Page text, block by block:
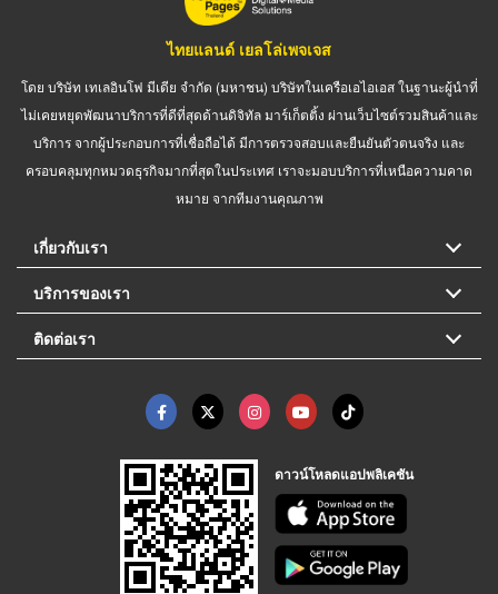
ไทยแลนด์ เยลโล่เพจเจส
โดย บริษัท เทเลอินโฟ มีเดีย จำกัด (มหาชน) บริษัทในเครือเอไอเอส ในฐานะผู้นำที่
ไม่เคยหยุดพัฒนาบริการที่ดีที่สุดด้านดิจิทัล มาร์เก็ตติ้ง ผ่านเว็บไซต์รวมสินค้าและ
บริการ จากผู้ประกอบการที่เชื่อถือได้ มีการตรวจสอบและยืนยันตัวตนจริง และ
ครอบคลุมทุกหมวดธุรกิจมากที่สุดในประเทศ เราจะมอบบริการที่เหนือความคาด
หมาย จากทีมงานคุณภาพ
เกี่ยวกับเรา
บริการของเรา
ติดต่อเรา
ดาวน์โหลดแอปพลิเคชัน